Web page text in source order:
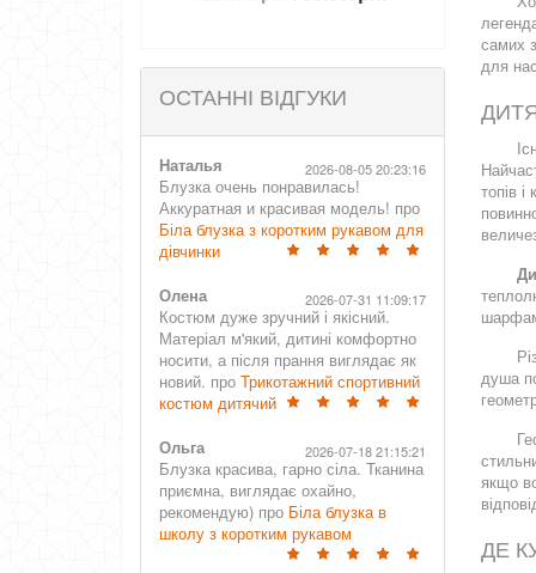
ОСТАННІ ВІДГУКИ
Наталья 2026-08-05 20:23:16
Блузка очень понравилась!
Аккуратная и красивая модель! про
Біла блузка з коротким рукавом для
дівчинки
Олена
2026-07-31 11:09:17
Костюм дуже зручний і якісний.
Матеріал м'який, дитині комфортно
носити, а після прання виглядає як
новий. про Трикотажний спортивний
костюм дитячий
Ольга
2026-07-18 21:15:21
Блузка красива, гарно сіла. Тканина
приємна, виглядає охайно,
рекомендую) про Біла блузка в
школу з коротким рукавом
самих
для
топів
душа
якщо
ДЕ